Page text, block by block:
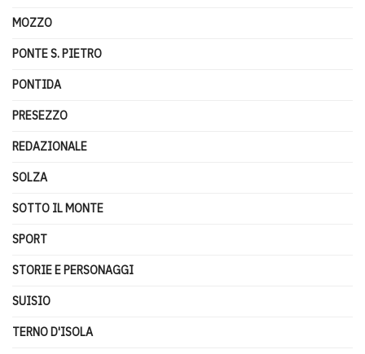
MOZZO
PONTE S. PIETRO
PONTIDA
PRESEZZO
REDAZIONALE
SOLZA
SOTTO IL MONTE
SPORT
STORIE E PERSONAGGI
SUISIO
TERNO D'ISOLA